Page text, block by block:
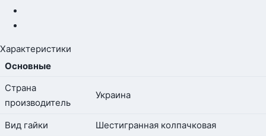
Характеристики
Основные
Страна
производитель
Украина
Вид гайки
Шестигранная колпачковая